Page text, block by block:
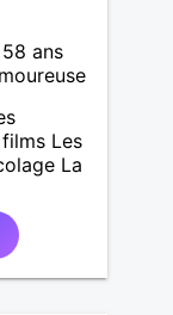
ans
Les
La